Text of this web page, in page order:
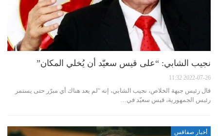
نجيب الشابي: “على قيس سعيّد أن يُخلي المكان”
2022-07-26 11:32
قال رئيس جبهة الخلاص، نجيب الشابي، إنه "لم يعد هناك أي مبرّر حتى يستمر
رئيس الجمهورية، قيس سعيّد في…
أخبار صفاقس